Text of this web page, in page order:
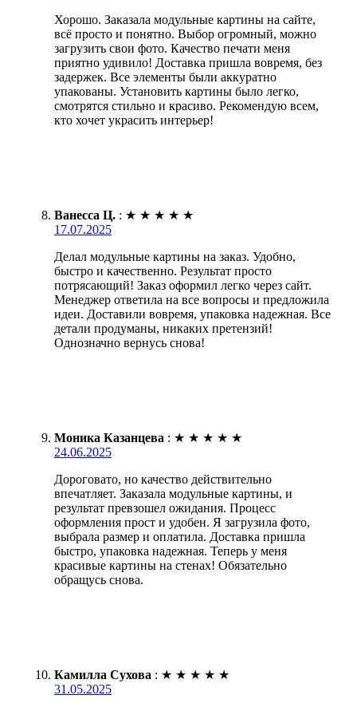
Хорошо. Заказала модульные картины на сайте,
всё просто и понятно. Выбор огромный, можно
загрузить свои фото. Качество печати меня
приятно удивило! Доставка пришла вовремя, без
задержек. Все элементы были аккуратно
упакованы. Установить картины было легко,
смотрятся стильно и красиво. Рекомендую всем,
кто хочет украсить интерьер!
Ванесса Ц. : ★ ★ ★ ★ ★
17.07.2025
Делал модульные картины на заказ. Удобно,
быстро и качественно. Результат просто
потрясающий! Заказ оформил легко через сайт.
Менеджер ответила на все вопросы и предложила
идеи. Доставили вовремя, упаковка надежная. Все
детали продуманы, никаких претензий!
Однозначно вернусь снова!
Моника Казанцева : ★ ★ ★ ★ ★
24.06.2025
Дороговато, но качество действительно
впечатляет. Заказала модульные картины, и
результат превзошел ожидания. Процесс
оформления прост и удобен. Я загрузила фото,
выбрала размер и оплатила. Доставка пришла
быстро, упаковка надежная. Теперь у меня
красивые картины на стенах! Обязательно
обращусь снова.
Камилла Сухова : ★ ★ ★ ★ ★
31.05.2025